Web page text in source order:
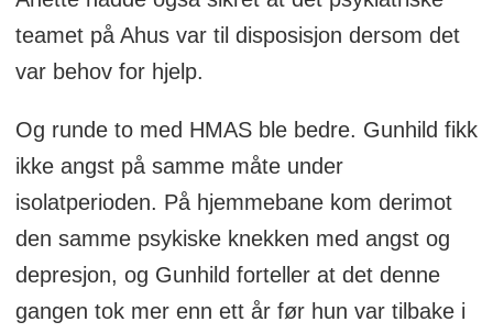
teamet på Ahus var til disposisjon dersom det
var behov for hjelp.
Og runde to med HMAS ble bedre. Gunhild fikk
ikke angst på samme måte under
isolatperioden. På hjemmebane kom derimot
den samme psykiske knekken med angst og
depresjon, og Gunhild forteller at det denne
gangen tok mer enn ett år før hun var tilbake i